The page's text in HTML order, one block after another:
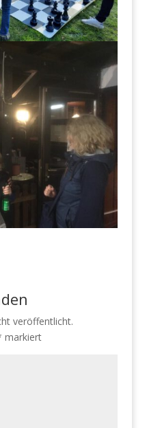
veröffentlicht.
markiert